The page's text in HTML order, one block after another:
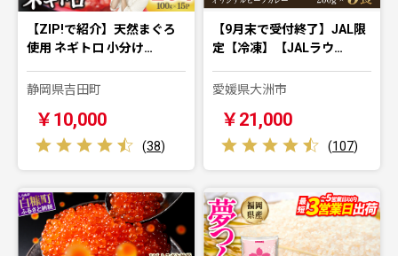
【ZIP!で紹介】天然まぐろ
使用 ネギトロ 小分け…
静岡県吉田町
￥10,000
(38)
【9月末で受付終了】JAL限
定【冷凍】【JALラウ…
愛媛県大洲市
￥21,000
(107)